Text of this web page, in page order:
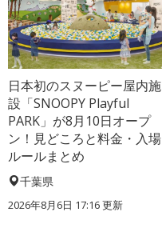
日本初のスヌーピー屋内施
設「SNOOPY Playful
PARK」が8月10日オープ
ン！見どころと料金・入場
ルールまとめ
千葉県
2026年8月6日 17:16更新